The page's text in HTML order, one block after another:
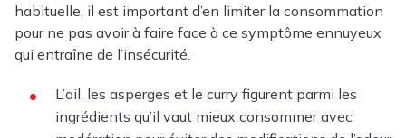
habituelle, il est important d’en limiter la consommation
pour ne pas avoir à faire face à ce symptôme ennuyeux
qui entraîne de l’insécurité.
L’ail, les asperges et le curry figurent parmi les
ingrédients qu’il vaut mieux consommer avec